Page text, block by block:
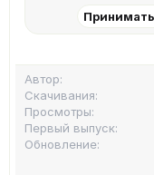
Автор
Скачивания
Просмотры
Первый выпуск
Обновление